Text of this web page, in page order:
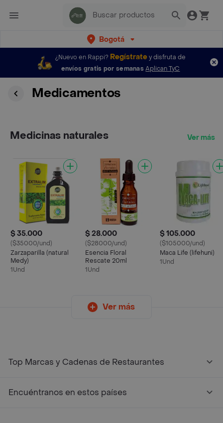
Bogotá
¿Nuevo en Rappi? Regístratey disfruta de
envíos gratis por semanas Aplican TyC
Medicamentos
Medicinas naturales Ver más
$ 35.000
($35000/und)
Zarzaparilla (natural
Medy)
1Und
$ 28.000
($28000/und)
Esencia Floral
Rescate 20ml
1Und
$ 105.000
($105000/und)
Maca Life (lifehuni)
1Und
Ver más
Top Marcas y Cadenas de Restaurantes
Encuéntranos en estos países